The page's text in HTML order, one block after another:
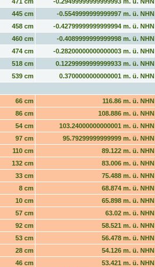
445 cm
-0.5549999999999997 m. ü. NHN
458 cm
-0.42799999999999994 m. ü. NHN
460 cm
-0.4089999999999998 m. ü. NHN
474 cm
-0.28200000000000003 m. ü. NHN
518 cm
0.12299999999999933 m. ü. NHN
539 cm
0.3700000000000001 m. ü. NHN
66 cm
116.86 m. ü. NHN
86 cm
108.886 m. ü. NHN
54 cm
103.24000000000001 m. ü. NHN
97 cm
95.79299999999999 m. ü. NHN
110 cm
89.122 m. ü. NHN
132 cm
83.006 m. ü. NHN
33 cm
75.488 m. ü. NHN
8 cm
68.874 m. ü. NHN
10 cm
65.898 m. ü. NHN
57 cm
63.02 m. ü. NHN
92 cm
58.521 m. ü. NHN
53 cm
56.478 m. ü. NHN
28 cm
54.126 m. ü. NHN
46 cm
53.421 m. ü. NHN